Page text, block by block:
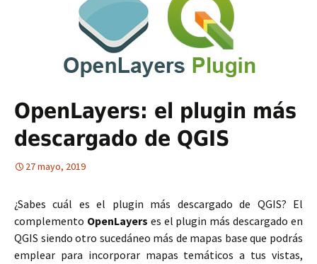
OpenLayers: el plugin más
descargado de QGIS
27 mayo, 2019
¿Sabes cuál es el plugin más descargado de QGIS? El
complemento OpenLayers es el plugin más descargado en
QGIS siendo otro sucedáneo más de mapas base que podrás
emplear para incorporar mapas temáticos a tus vistas,